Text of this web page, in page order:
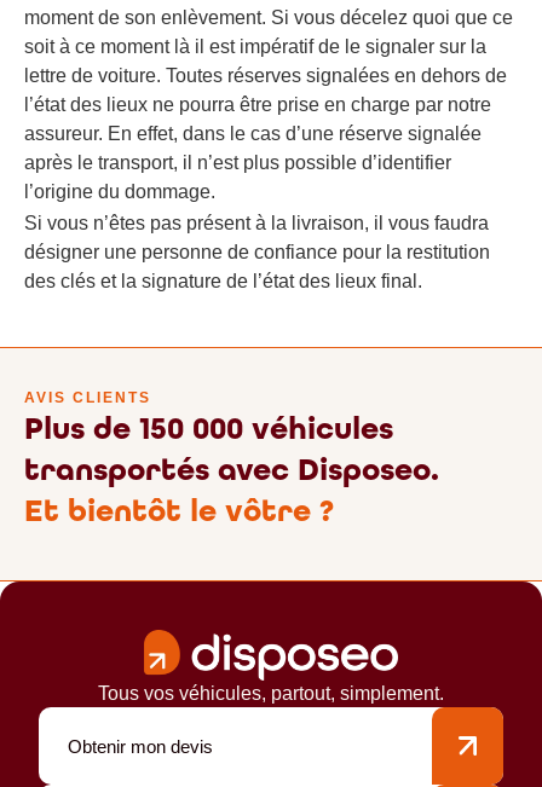
moment de son enlèvement. Si vous décelez quoi que ce
soit à ce moment là il est impératif de le signaler sur la
lettre de voiture. Toutes réserves signalées en dehors de
l’état des lieux ne pourra être prise en charge par notre
assureur. En effet, dans le cas d’une réserve signalée
après le transport, il n’est plus possible d’identifier
l’origine du dommage.
Si vous n’êtes pas présent à la livraison, il vous faudra
désigner une personne de confiance pour la restitution
des clés et la signature de l’état des lieux final.
AVIS CLIENTS
Plus de 150 000 véhicules
transportés avec Disposeo.
Et bientôt le vôtre ?
Tous vos véhicules, partout, simplement.
Obtenir mon devis